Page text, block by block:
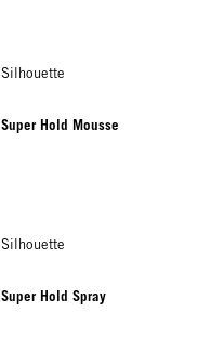
Silhouette
Super Hold Mousse
Silhouette
Super Hold Spray